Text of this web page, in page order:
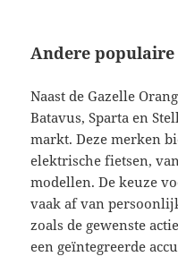
Andere
Naast de Gazelle
Batavus, Sparta en
markt. Deze merken
elektrische fietsen,
modellen. De keuze
vaak af van
zoals de gewenste
een geïntegreerde